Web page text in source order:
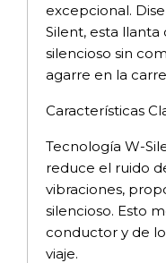
excepcional.
Silent, esta
silencioso sin
agarre en la
Características
Tecnología W-
reduce el ruido
vibraciones,
silencioso. Esto
conductor y de
viaje.